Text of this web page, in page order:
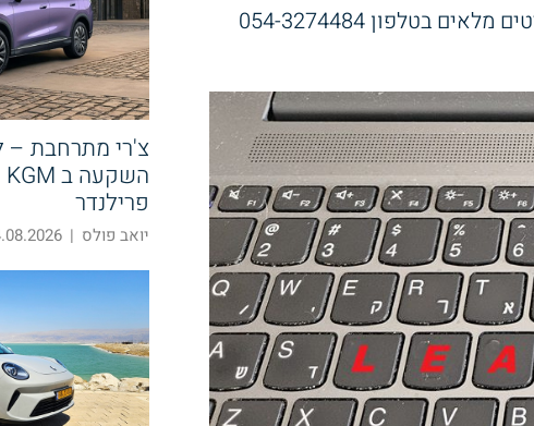
בטלפון 054-3274484
צ'רי מתרחבת –
פרילנדר
יואב פולס |
14:58